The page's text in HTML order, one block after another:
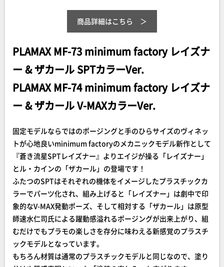
商品詳細はこちら
PLAMAX MF-73 minimum factory レイズナ
ー & ザカール SPTカラーVer.
PLAMAX MF-74 minimum factory レイズナ
ー & ザカール V-MAXカラーVer.
固定モデルならではのポージングと手のひらサイズのヴィネッ
トが心地良いminimum factoryのメカニックモデル新作として
『蒼き流星SPTレイズナー』よりエイジが操る「レイズナー」
とル・カインの「ザカール」の登場です！
ふたつのSPTはそれぞれの機体をイメージしたプラスチックカ
ラーでパーツ化され、組み上げると「レイズナー」は劇中で印
象的なV-MAX発動ポーズ、そして相対する「ザカール」は原型
師速水仁司氏による躍動感溢れるポージングが出来上がり、組
むだけでもプラモの楽しさを存分に味わえる新感覚のプラスチ
ックモデルとなっています。
もちろん材質は通常のプラスチックモデルと同じなので、塗り